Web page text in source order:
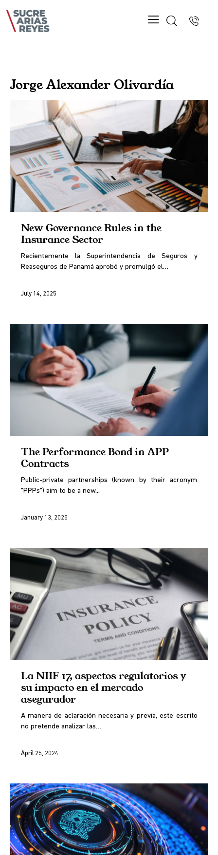
Jorge Alexander Olivardía
New Governance Rules in the
Insurance Sector
Recientemente la Superintendencia de Seguros y
Reaseguros de Panamá aprobó y promulgó el…
July 14, 2025
The Performance Bond in APP
Contracts
Public-private partnerships (known by their acronym
"PPPs") aim to be a new...
January 13, 2025
La NIIF 17, aspectos regulatorios y
su impacto en el mercado
asegurador
A manera de aclaración necesaria y previa, este escrito
no pretende analizar las…
April 25, 2024